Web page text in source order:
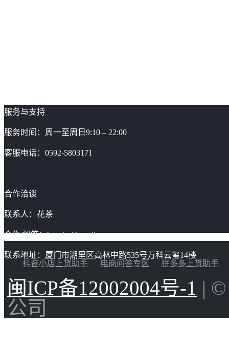
服务与支持
服务时间：周一至周日9:10 – 22:00
客服电话：0592-5803171
合作洽谈
联系人：花茶
合作/邮箱：huacha@gaoding.com
联系地址：厦门市湖里区高林中路535号万科云玺14楼
抖音小店上货助手
电商问答专区 拼多多上货助手
闽ICP备12002004号-1 |
公司